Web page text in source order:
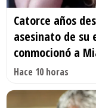
Catorce años
asesinato de su
conmocionó a
Hace 10 horas